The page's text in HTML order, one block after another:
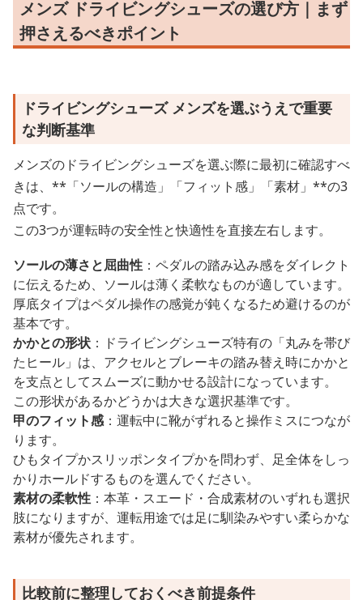
メンズ ドライビングシューズの選び方｜まず
押さえるべきポイント
ドライビングシューズ メンズを選ぶうえで重要
な判断基準
メンズのドライビングシューズを選ぶ際に最初に確認すべ
きは、**「ソールの構造」「フィット感」「素材」**の3
点です。
この3つが運転時の安全性と快適性を直接左右します。
ソールの薄さと屈曲性 ：ペダルの踏み込み感をダイレクト
に伝えるため、ソールは薄く柔軟なものが適しています。
厚底タイプはペダル操作の感覚が鈍くなるため避けるのが
基本です。
かかとの形状 ：ドライビングシューズ特有の「丸みを帯び
たヒール」は、アクセルとブレーキの踏み替え時にかかと
を支点としてスムーズに動かせる設計になっています。
この形状があるかどうかは大きな選択基準です。
甲のフィット感：運転中に靴がずれると操作ミスにつなが
ります。
ひもタイプかスリッポンタイプかを問わず、足全体をしっ
かりホールドするものを選んでください。
素材の柔軟性 ：本革・スエード・合成素材のいずれも選択
肢になりますが、運転用途では足に馴染みやすい柔らかな
素材が優先されます。
比較前に整理しておくべき前提条件